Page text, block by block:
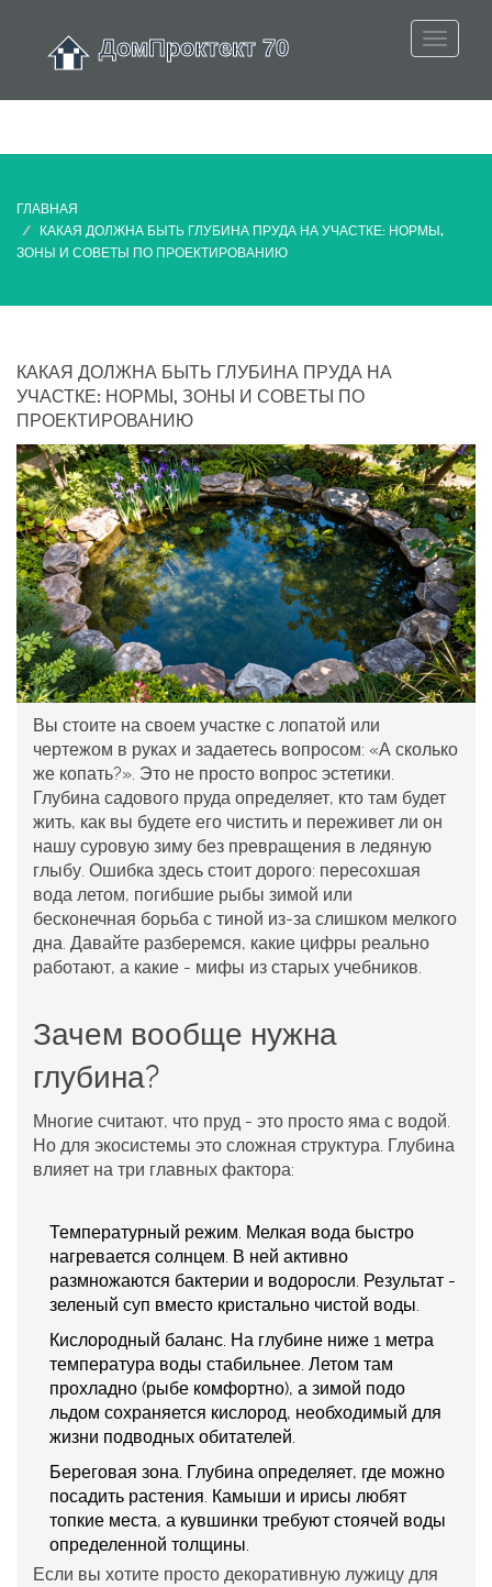
ГЛАВНАЯ
КАКАЯ ДОЛЖНА БЫТЬ ГЛУБИНА ПРУДА НА УЧАСТКЕ: НОРМЫ,
ЗОНЫ И СОВЕТЫ ПО ПРОЕКТИРОВАНИЮ
КАКАЯ ДОЛЖНА БЫТЬ ГЛУБИНА ПРУДА НА
УЧАСТКЕ: НОРМЫ, ЗОНЫ И СОВЕТЫ ПО
ПРОЕКТИРОВАНИЮ
Вы стоите на своем участке с лопатой или
чертежом в руках и задаетесь вопросом: «А сколько
же копать?». Это не просто вопрос эстетики.
Глубина садового пруда определяет, кто там будет
жить, как вы будете его чистить и переживет ли он
нашу суровую зиму без превращения в ледяную
глыбу. Ошибка здесь стоит дорого: пересохшая
вода летом, погибшие рыбы зимой или
бесконечная борьба с тиной из-за слишком мелкого
дна. Давайте разберемся, какие цифры реально
работают, а какие - мифы из старых учебников.
Зачем вообще нужна
глубина?
Многие считают, что пруд - это просто яма с водой.
Но для экосистемы это сложная структура. Глубина
влияет на три главных фактора:
Температурный режим. Мелкая вода быстро
нагревается солнцем. В ней активно
размножаются бактерии и водоросли. Результат -
зеленый суп вместо кристально чистой воды.
Кислородный баланс. На глубине ниже 1 метра
температура воды стабильнее. Летом там
прохладно (рыбе комфортно), а зимой подо
льдом сохраняется кислород, необходимый для
жизни подводных обитателей.
Береговая зона. Глубина определяет, где можно
посадить растения. Камыши и ирисы любят
топкие места, а кувшинки требуют стоячей воды
определенной толщины.
Если вы хотите просто декоративную лужицу для